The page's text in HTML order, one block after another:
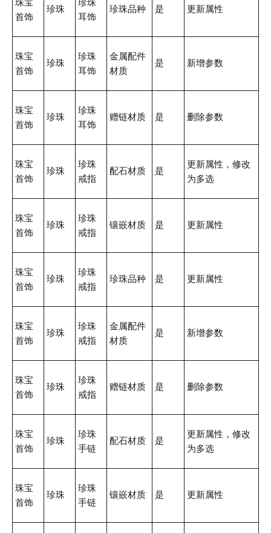
珠宝
首饰
珍珠
珍珠
耳饰
珍珠品种 是 更新属性
珠宝
首饰
珍珠
珍珠
耳饰
金属配件
材质
是 新增参数
珠宝
首饰
珍珠
珍珠
耳饰
赠链材质 是 删除参数
珠宝
首饰
珍珠
珍珠
戒指
配石材质 是
更新属性，修改
为多选
珠宝
首饰
珍珠
珍珠
戒指
镶嵌材质 是 更新属性
珠宝
首饰
珍珠
珍珠
戒指
珍珠品种 是 更新属性
珠宝
首饰
珍珠
珍珠
戒指
金属配件
材质
是 新增参数
珠宝
首饰
珍珠
珍珠
戒指
赠链材质 是 删除参数
珠宝
首饰
珍珠
珍珠
手链
配石材质 是
更新属性，修改
为多选
珠宝
首饰
珍珠
珍珠
手链
镶嵌材质 是 更新属性